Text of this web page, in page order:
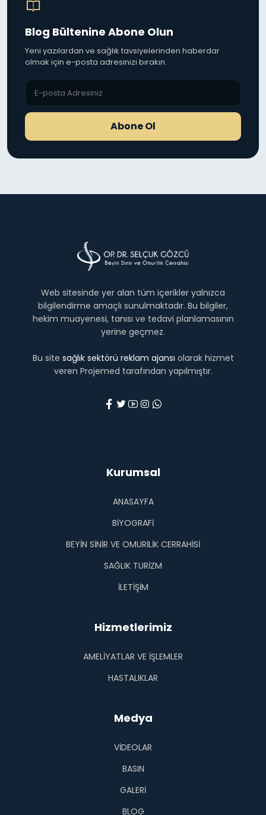
Blog Bültenine Abone Olun
Yeni yazılardan ve sağlık tavsiyelerinden haberdar
olmak için e-posta adresinizi bırakın.
Abone Ol
Web sitesinde yer alan tüm içerikler yalnızca
bilgilendirme amaçlı sunulmaktadır. Bu bilgiler,
hekim muayenesi, tanısı ve tedavi planlamasının
yerine geçmez.
Bu site sağlık sektörü reklam ajansı olarak hizmet
veren Projemed tarafından yapılmıştır.
Kurumsal
ANASAYFA
BIYOGRAFI
BEYIN SINIR VE OMURILIK CERRAHISI
SAĞLIK TURİZM
İLETİŞİM
Hizmetlerimiz
AMELİYATLAR VE İŞLEMLER
HASTALIKLAR
Medya
VIDEOLAR
BASIN
GALERI
BLOG